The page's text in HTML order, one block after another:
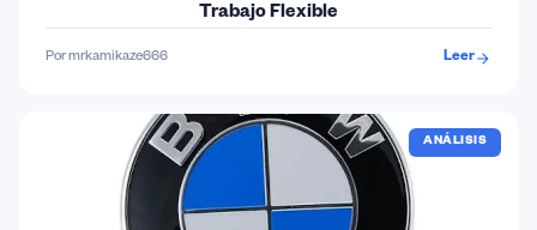
Trabajo Flexible
Por mrkamikaze666 Leer
ANÁLISIS